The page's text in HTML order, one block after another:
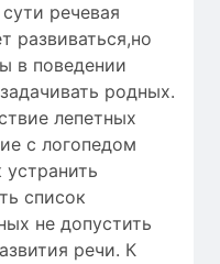
речевая
развиваться,но
в поведении
родных.
лепетных
с логопедом
список
не допустить
речи. К